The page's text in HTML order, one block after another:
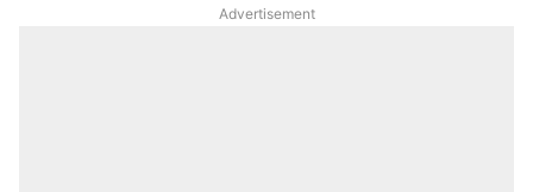
Advertisement